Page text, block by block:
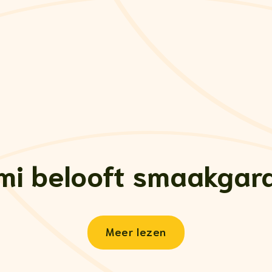
belooft
Meer lezen